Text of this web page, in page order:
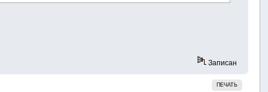
Записан
ПЕЧАТЬ